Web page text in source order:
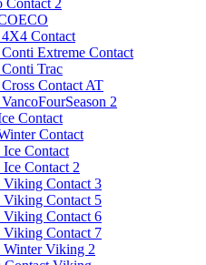
2
Contact
Extreme Contact
Trac
Contact AT
2
Contact
Contact
Contact
Contact 2
Contact 3
Contact 5
Contact 6
Contact 7
Viking 2